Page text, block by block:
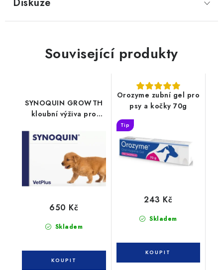
Související produkty
SYNOQUIN GROWTH
kloubní výživa pro
Skladem
650 Kč
Orozyme zubní gel pro
psy a kočky 70g
Tip
Skladem
243 Kč